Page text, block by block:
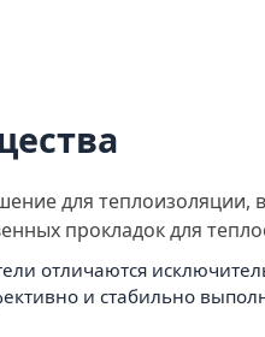
для теплоизоляции,
прокладок для
отличаются
и стабильно